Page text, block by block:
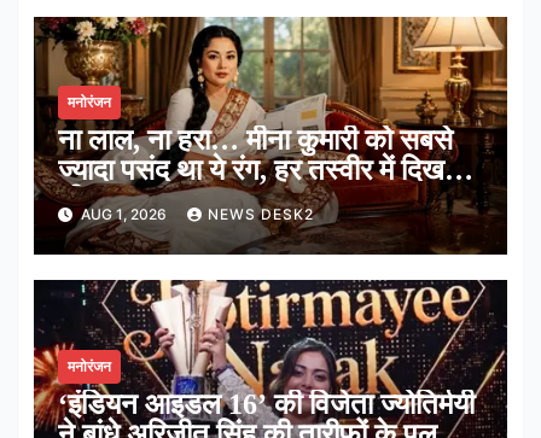
मनोरंजन
ना लाल, ना हरा… मीना कुमारी को सबसे
ज्यादा पसंद था ये रंग, हर तस्वीर में दिखती
थी झलक
AUG 1, 2026 NEWS DESK2
मनोरंजन
‘इंडियन आइडल 16’ की विजेता ज्योतिर्मयी